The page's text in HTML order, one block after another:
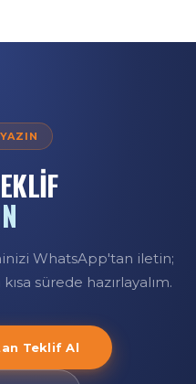
WhatsApp'tan iletin;
sürede hazırlayalım.
Teklif Al